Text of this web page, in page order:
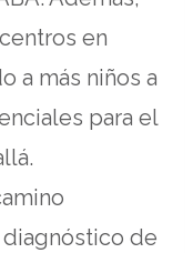
en
a más niños a
para el
de